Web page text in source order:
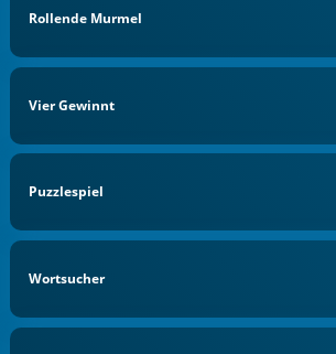
Rollende Murmel
Vier Gewinnt
Puzzlespiel
Wortsucher